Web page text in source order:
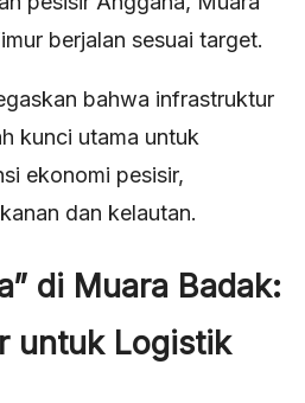
berjalan sesuai target.
bahwa infrastruktur
kunci utama untuk
ekonomi pesisir,
dan kelautan.
di Muara Badak:
untuk Logistik